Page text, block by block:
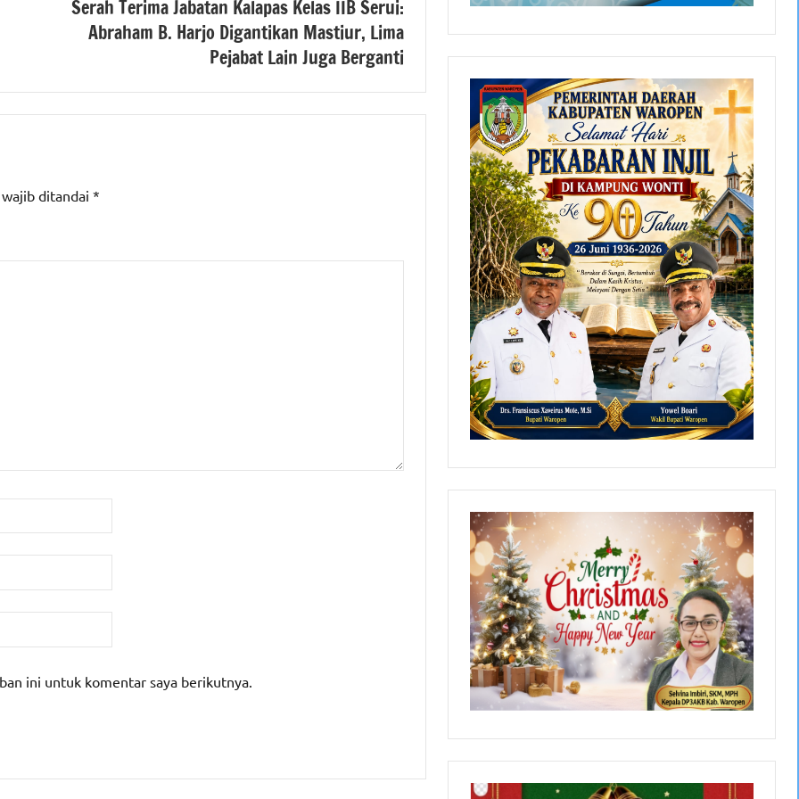
Serah Terima Jabatan Kalapas Kelas IIB Serui:
Abraham B. Harjo Digantikan Mastiur, Lima
Pejabat Lain Juga Berganti
ditandai *
ini untuk komentar saya berikutnya.